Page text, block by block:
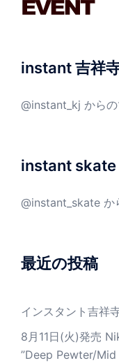
instant 吉祥
@instant_kj からの
instant skate
@instant_skate か
最近の投稿
インスタント吉祥
8月11日(火)発売
”Deep Pewter/Mid